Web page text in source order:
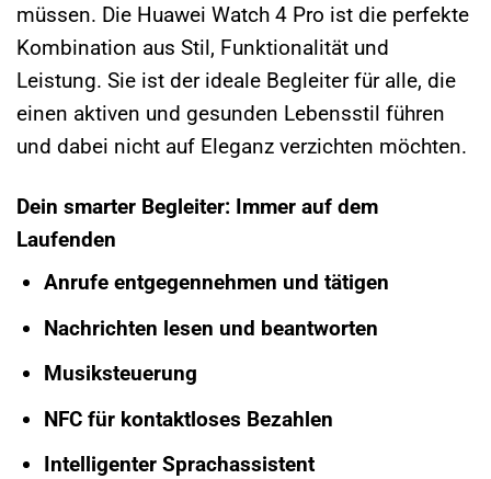
müssen. Die Huawei Watch 4 Pro ist die perfekte
Kombination aus Stil, Funktionalität und
Leistung. Sie ist der ideale Begleiter für alle, die
einen aktiven und gesunden Lebensstil führen
und dabei nicht auf Eleganz verzichten möchten.
Dein smarter Begleiter: Immer auf dem
Laufenden
Anrufe entgegennehmen und tätigen
Nachrichten lesen und beantworten
Musiksteuerung
NFC für kontaktloses Bezahlen
Intelligenter Sprachassistent